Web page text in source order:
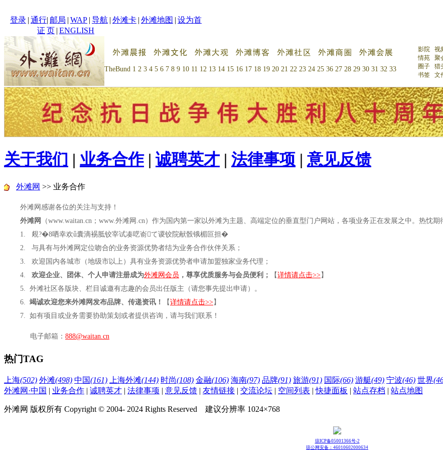
登录 | 通行
证
| 邮局 | WAP | 导航 | 外滩卡 | 外滩地图 | 设为首
页 | ENGLISH
TheBund 1 2 3 4 5 6 7 8 9 10 11 12 13 14 15 16 17 18 19 20 21 22 23 24 25 36 27 28 29 30 31 32 33
影院
视
情苑
聚
圈子
猎
书签
文
关于我们 | 业务合作| 诚聘英才 | 法律事项 | 意见反馈
外滩网 >> 业务合作
外滩网感谢各位的关注与支持！
外滩网
（www.waitan.cn；www.外滩网.cn）作为国内第一家以外滩为主题、高端定位的垂直型门户网站，各项业务正在发展之中。热忱
1. 覢?�8哂幸欢ǖ囊滴裼胝铰宰试凑呓嵛て谡铰院献骰锇楣叵担�
2. 与具有与外滩网定位吻合的业务资源优势者结为业务合作伙伴关系；
3. 欢迎国内各城市（地级市以上）具有业务资源优势者申请加盟独家业务代理；
4. 欢迎企业、团体、个人申请注册成为外滩网会员 ，尊享优质服务与会员便利； 【详情请点击>>】
5. 外滩社区各版块、栏目诚邀有志趣的会员出任版主（请您事先提出申请）。
6. 竭诚欢迎您来外滩网发布品牌、传递资讯！ 【详情请点击>>】
7. 如有项目或业务需要协助策划或者提供咨询，请与我们联系！
电子邮箱： 888@waitan.cn
热门TAG
上海(502) 外滩(498) 中国(161) 上海外滩(144) 时尚(108) 金融(106) 海南(97) 品牌(91) 旅游(91) 国际(66) 游艇(49) 宁波(46) 世界
外滩网·中国 | 业务合作 | 诚聘英才 | 法律事项 | 意见反馈 | 友情链接 | 交流论坛 | 空间列表 |快捷面板 | 站点存档 | 站点地图
外滩网 版权所有 Copyright © 2004- 2024 Rights Reserved 建议分辨率 1024×768
琼ICP备05001366号-2
琼公网安备：46010602000634